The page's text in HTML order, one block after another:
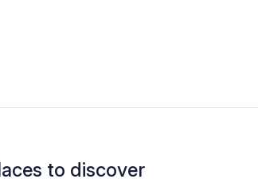
to discover